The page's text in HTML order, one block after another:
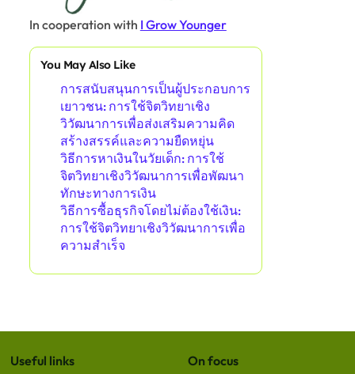
In cooperation with I Grow Younger
You May Also Like
การสนับสนุนการเป็นผู้ประกอบการ
เยาวชน: การใช้จิตวิทยาเชิง
วิวัฒนาการเพื่อส่งเสริมความคิด
สร้างสรรค์และความยืดหยุ่น
วิธีการหาเงินในวัยเด็ก: การใช้
จิตวิทยาเชิงวิวัฒนาการเพื่อพัฒนา
ทักษะทางการเงิน
วิธีการซื้อธุรกิจโดยไม่ต้องใช้เงิน:
การใช้จิตวิทยาเชิงวิวัฒนาการเพื่อ
ความสำเร็จ
Useful links
On focus